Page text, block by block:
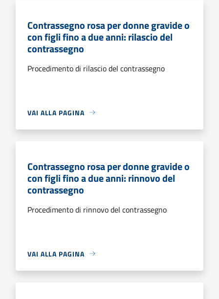
Contrassegno rosa per donne gravide o
con figli fino a due anni: rilascio del
contrassegno
Procedimento di rilascio del contrassegno
VAI ALLA PAGINA
Contrassegno rosa per donne gravide o
con figli fino a due anni: rinnovo del
contrassegno
Procedimento di rinnovo del contrassegno
VAI ALLA PAGINA